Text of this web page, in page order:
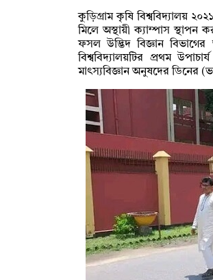
কুড়িগ্রাম কৃষি বিশ্ববিদ্যালয়
মিলে অস্থায়ী ক্যাম্পাস স্থাপন
ফসল উদ্ভিদ বিজ্ঞান
বিশ্ববিদ্যালয়টির প্রথম
মাৎস্যবিজ্ঞান অনুষদের ডিনের